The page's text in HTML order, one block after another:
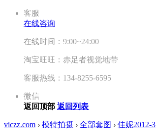
客服
在线咨询
在线时间：9:00~24:00
淘宝旺旺：赤足者视觉地带
客服热线：134-8255-6595
微信
返回顶部 返回列表
viczz.com › 模特拍摄 › 全部套图 › 佳妮2012-3